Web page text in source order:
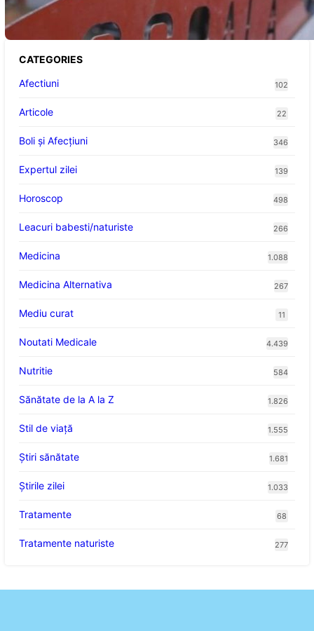
CATEGORIES
Afectiuni
102
Articole 22
Boli și Afecțiuni 346
Expertul zilei 139
Horoscop 498
Leacuri babesti/naturiste 266
Medicina 1.088
Medicina Alternativa 267
Mediu curat 11
Noutati Medicale 4.439
Nutritie 584
Sănătate de la A la Z 1.826
Stil de viaţă 1.555
Ştiri sănătate 1.681
Știrile zilei 1.033
Tratamente 68
Tratamente naturiste 277